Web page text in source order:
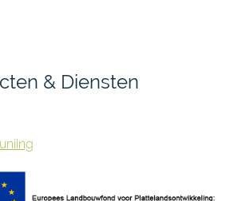
& Diensten